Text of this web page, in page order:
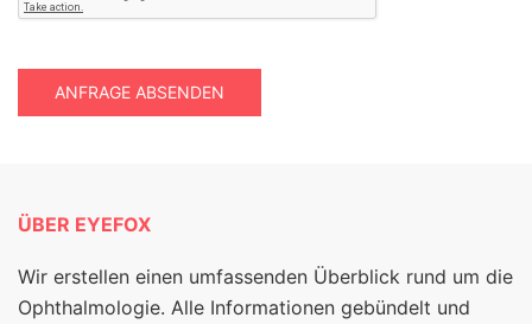
ANFRAGE ABSENDEN
ÜBER EYEFOX
Wir erstellen einen umfassenden Überblick rund um die
Ophthalmologie. Alle Informationen gebündelt und